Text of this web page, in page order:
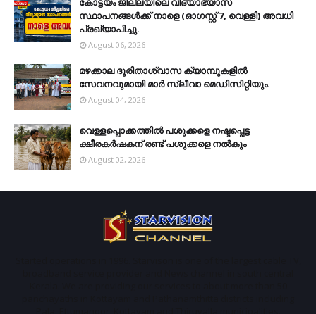
സ്ഥാപനങ്ങള്‍ക്ക് നാളെ (ഓഗസ്റ്റ് 7, വെള്ളി) അവധി
പ്രഖ്യാപിച്ചു.
August 06, 2026
മഴക്കാല ദുരിതാശ്വാസ ക്യാമ്പുകളിൽ
സേവനവുമായി മാർ സ്ലീവാ മെഡിസിറ്റിയും.
August 04, 2026
വെള്ളപ്പൊക്കത്തില്‍ പശുക്കളെ നഷ്ടപ്പെട്ട
ക്ഷീരകര്‍ഷകന് രണ്ട് പശുക്കളെ നല്‍കും
August 02, 2026